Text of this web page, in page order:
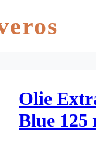
Olie
Blue 125